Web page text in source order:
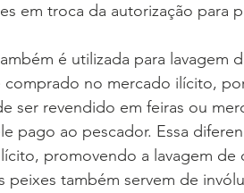
em troca da autorização para
é utilizada para lavagem
comprado no mercado ilícito,
ser revendido em feiras ou
pago ao pescador. Essa
promovendo a lavagem
peixes também servem de